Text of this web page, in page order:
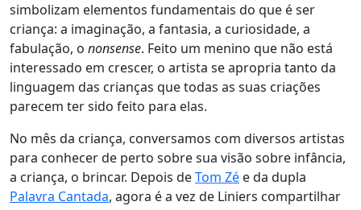
simbolizam elementos fundamentais do que é ser
criança: a imaginação, a fantasia, a curiosidade, a
fabulação, o nonsense. Feito um menino que não está
interessado em crescer, o artista se apropria tanto da
linguagem das crianças que todas as suas criações
parecem ter sido feito para elas.
No mês da criança, conversamos com diversos artistas
para conhecer de perto sobre sua visão sobre infância,
a criança, o brincar. Depois deTom Zé e da dupla
Palavra Cantada, agora é a vez de Liniers compartilhar